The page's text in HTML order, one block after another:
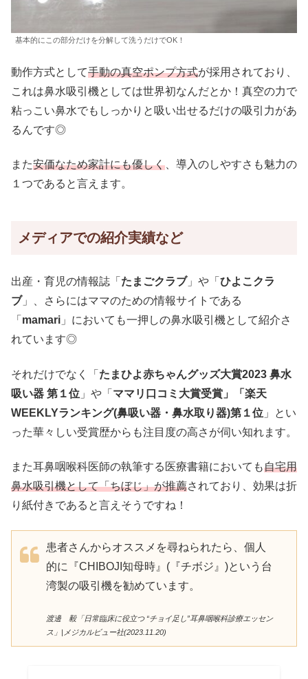
基本的にこの部分だけを分解して洗うだけでOK！
動作方式として手動の真空ポンプ方式が採用されており、
これは鼻水吸引機としては世界初なんだとか！真空の力で
粘っこい鼻水でもしっかりと吸い出せるだけの吸引力があ
るんです◎
また安価なため家計にも優しく 、導入のしやすさも魅力の
１つであると言えます。
メディアでの紹介実績など
出産・育児の情報誌「 たまごクラブ」や「 ひよこクラ
ブ」、さらにはママのための情報サイトである
「 mamari 」においても一押しの鼻水吸引機として紹介さ
れています◎
それだけでなく「 たまひよ赤ちゃんグッズ大賞2023 鼻水
吸い器 第１位 」や「 ママリ口コミ大賞受賞」「楽天
WEEKLYランキング(鼻吸い器・鼻水取り器)第１位 」とい
った華々しい受賞歴からも注目度の高さが伺い知れます。
また耳鼻咽喉科医師の執筆する医療書籍においても自宅用
鼻水吸引機として「ちぼじ」が推薦されており、効果は折
り紙付きであると言えそうですね！
患者さんからオススメを尋ねられたら、個人
的に『CHIBOJI知母時』(『チボジ』)という台
湾製の吸引機を勧めています。
渡邊 毅「日常臨床に役立つ “チョイ足し”耳鼻咽喉科診療エッセン
ス」|メジカルビュー社(2023.11.20)